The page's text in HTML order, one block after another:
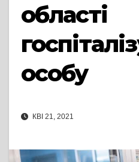
області
особу
КВІ 21, 2021